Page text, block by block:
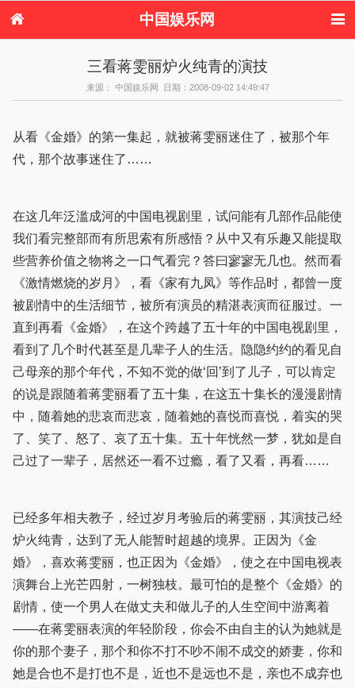
中国娱乐网
日本娱乐 韩国娱乐
音乐新闻 影视新闻
八卦
三看蒋雯丽炉火纯青的演技
来源： 中国娱乐网 日期：2008-09-02 14:49:47
从看《金婚》的第一集起，就被蒋雯丽迷住了，被那个年
代，那个故事迷住了……
在这几年泛滥成河的中国电视剧里，试问能有几部作品能使
我们看完整部而有所思索有所感悟？从中又有乐趣又能提取
些营养价值之物将之一口气看完？答曰寥寥无几也。然而看
《激情燃烧的岁月》，看《家有九凤》等作品时，都曾一度
被剧情中的生活细节，被所有演员的精湛表演而征服过。一
直到再看《金婚》，在这个跨越了五十年的中国电视剧里，
看到了几个时代甚至是几辈子人的生活。隐隐约约的看见自
己母亲的那个年代，不知不觉的做‘回’到了儿子，可以肯定
的说是跟随着蒋雯丽看了五十集，在这五十集长的漫漫剧情
中，随着她的悲哀而悲哀，随着她的喜悦而喜悦，着实的哭
了、笑了、怒了、哀了五十集。五十年恍然一梦，犹如是自
己过了一辈子，居然还一看不过瘾，看了又看，再看……
已经多年相夫教子，经过岁月考验后的蒋雯丽，其演技己经
炉火纯青，达到了无人能暂时超越的境界。正因为《金
婚》，喜欢蒋雯丽，也正因为《金婚》，使之在中国电视表
演舞台上光芒四射，一树独枝。最可怕的是整个《金婚》的
剧情，使一个男人在做丈夫和做儿子的人生空间中游离着
——在蒋雯丽表演的年轻阶段，你会不由自主的认为她就是
你的那个妻子，那个和你不打不吵不闹不成交的娇妻，你和
她是合也不是打也不是，近也不是远也不是，亲也不成弃也